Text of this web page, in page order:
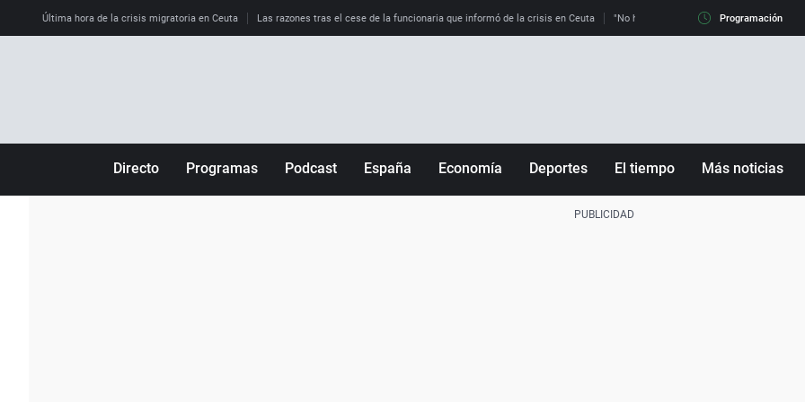
Última hora de la crisis migratoria en Ceuta Las razones tras el cese de la funcionaria que informó de la crisis en Ceuta "No hay mafias, que no nos engañen":
Programación
Directo Programas Podcast España Economía Deportes El tiempo Más noticias